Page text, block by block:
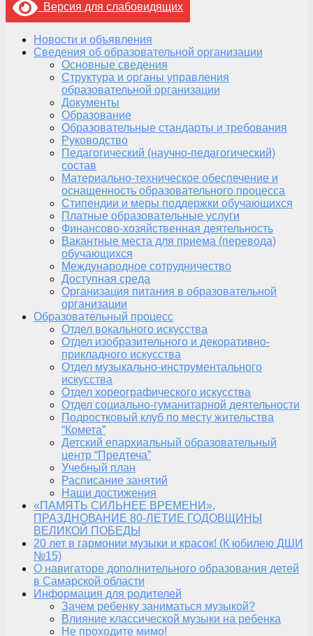
Версия для слабовидящих
Новости и объявления
Сведения об образовательной организации
Основные сведения
Структура и органы управления
образовательной организации
Документы
Образование
Образовательные стандарты и требования
Руководство
Педагогический (научно-педагогический)
состав
Материально-техническое обеспечение и
оснащенность образовательного процесса
Стипендии и меры поддержки обучающихся
Платные образовательные услуги
Финансово-хозяйственная деятельность
Вакантные места для приема (перевода)
обучающихся
Международное сотрудничество
Доступная среда
Организация питания в образовательной
организации
Образовательный процесс
Отдел вокального искусства
Отдел изобразительного и декоративно-
прикладного искусства
Отдел музыкально-инструментального
искусства
Отдел хореографического искусства
Отдел социально-гуманитарной деятельности
Подростковый клуб по месту жительства
“Комета”
Детский епархиальный образовательный
центр “Предтеча”
Учебный план
Расписание занятий
Наши достижения
«ПАМЯТЬ СИЛЬНЕЕ ВРЕМЕНИ»,
ПРАЗДНОВАНИЕ 80-ЛЕТИЕ ГОДОВЩИНЫ
ВЕЛИКОЙ ПОБЕДЫ
20 лет в гармонии музыки и красок! (К юбилею ДШИ
№15)
О навигаторе дополнительного образования детей
в Самарской области
Информация для родителей
Зачем ребенку заниматься музыкой?
Влияние классической музыки на ребенка
Не проходите мимо!